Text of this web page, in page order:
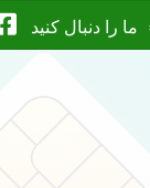
ما را دنبال کنید